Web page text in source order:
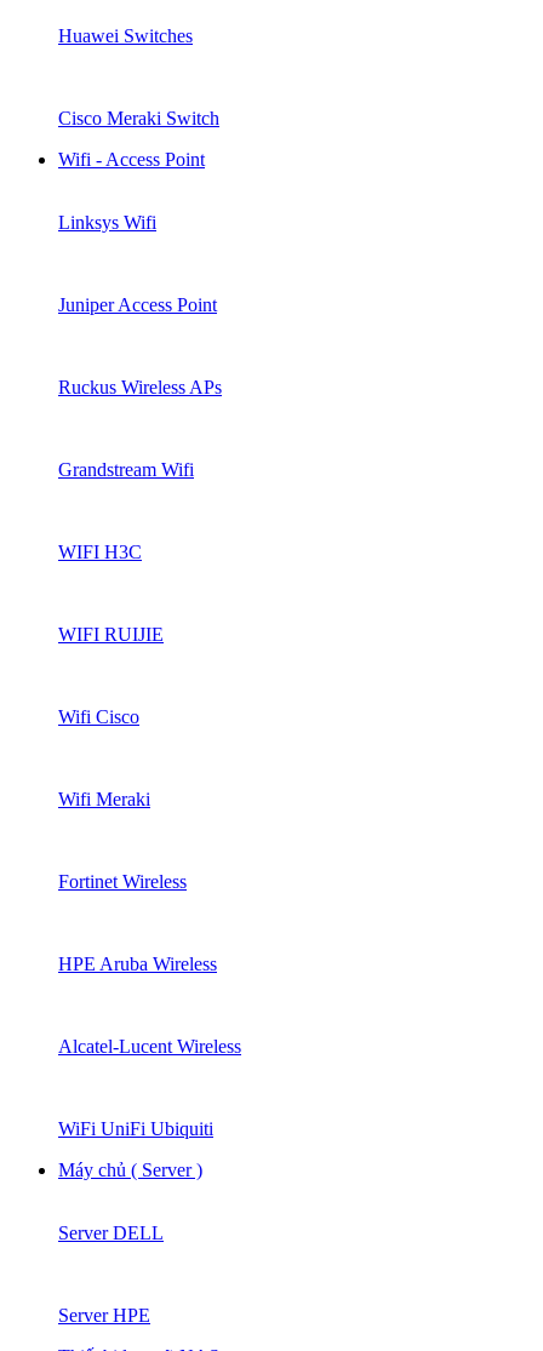
Huawei Switches
Cisco Meraki Switch
Wifi - Access Point
Linksys Wifi
Juniper Access Point
Ruckus Wireless APs
Grandstream Wifi
WIFI H3C
WIFI RUIJIE
Wifi Cisco
Wifi Meraki
Fortinet Wireless
HPE Aruba Wireless
Alcatel-Lucent Wireless
WiFi UniFi Ubiquiti
Máy chủ ( Server )
Server DELL
Server HPE